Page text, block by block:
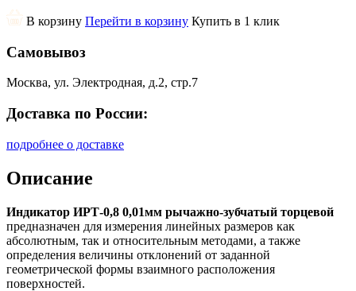
В корзину Перейти в корзину Купить в 1 клик
Самовывоз
Москва, ул. Электродная, д.2, стр.7
Доставка по России:
подробнее о доставке
Описание
Индикатор ИРТ-0,8 0,01мм рычажно-зубчатый торцевой
предназначен для измерения линейных размеров как
абсолютным, так и относительным методами, а также
определения величины отклонений от заданной
геометрической формы взаимного расположения
поверхностей.